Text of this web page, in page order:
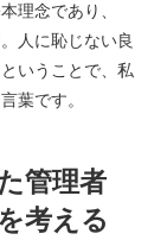
理念であり、
人に恥じない良
いうことで、私
葉です。
管理者
考える